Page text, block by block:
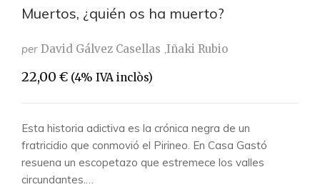
Muertos, ¿quién os ha muerto?
per David Gálvez Casellas Iñaki Rubio
22,00 € (4% IVA inclòs)
Esta historia adictiva es la crónica negra de un
fratricidio que conmovió el Pirineo. En Casa Gastó
resuena un escopetazo que estremece los valles
circundantes.…